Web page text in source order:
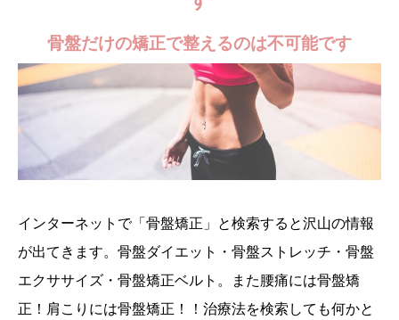
骨盤だけの矯正で整えるのは不可能です
インターネットで「骨盤矯正」と検索すると沢山の情報
が出てきます。骨盤ダイエット・骨盤ストレッチ・骨盤
エクササイズ・骨盤矯正ベルト。また腰痛には骨盤矯
正！肩こりには骨盤矯正！！治療法を検索しても何かと